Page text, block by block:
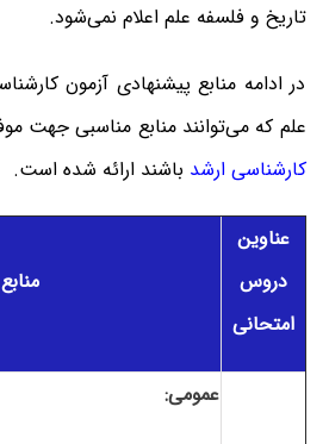
تاریخ و فلسفه علم اعلام نمی‌شود.
در ادامه منابع پیشنهادی آزمون
علم که می‌توانند منابع مناسبی جهت
کارشناسی ارشد باشند ارائه شده است.
عناوین
دروس
امتحانی
منابع
عمومی: